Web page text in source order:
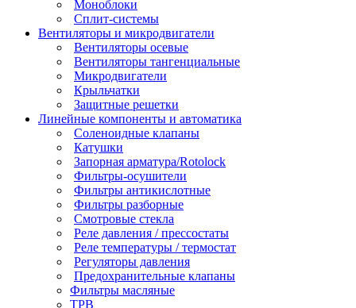
Моноблоки
Сплит-системы
Вентиляторы и микродвигатели
Вентиляторы осевые
Вентиляторы тангенциальные
Микродвигатели
Крыльчатки
Защитные решетки
Линейные компоненты и автоматика
Соленоидные клапаны
Катушки
Запорная арматура/Rotolock
Фильтры-осушители
Фильтры антикислотные
Фильтры разборные
Смотровые стекла
Реле давления / прессостаты
Реле температуры / термостат
Регуляторы давления
Предохранительные клапаны
Фильтры масляные
ТРВ